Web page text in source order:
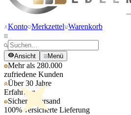
Konto Merkzettel Warenkorb
Ansicht Menü
Mehr als 280.000
zufriedene Kunden
Über 30 Jahre
Erfahrung
Sicherer Versand
100% versicherte Lieferung